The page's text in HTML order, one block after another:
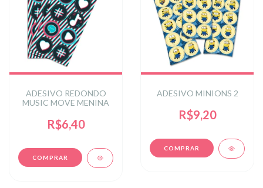
ADESIVO REDONDO
MUSIC MOVE MENINA
R$6,40
ADESIVO MINIONS 2
R$9,20